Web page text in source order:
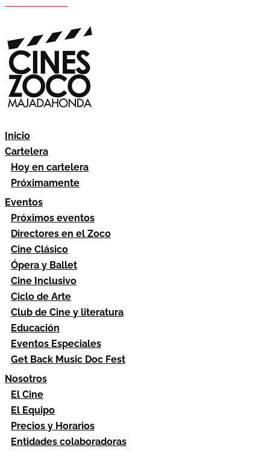
Inicio
Cartelera
Hoy en cartelera
Próximamente
Eventos
Próximos eventos
Directores en el Zoco
Cine Clásico
Ópera y Ballet
Cine Inclusivo
Ciclo de Arte
Club de Cine y literatura
Educación
Eventos Especiales
Get Back Music Doc Fest
Nosotros
El Cine
El Equipo
Precios y Horarios
Entidades colaboradoras